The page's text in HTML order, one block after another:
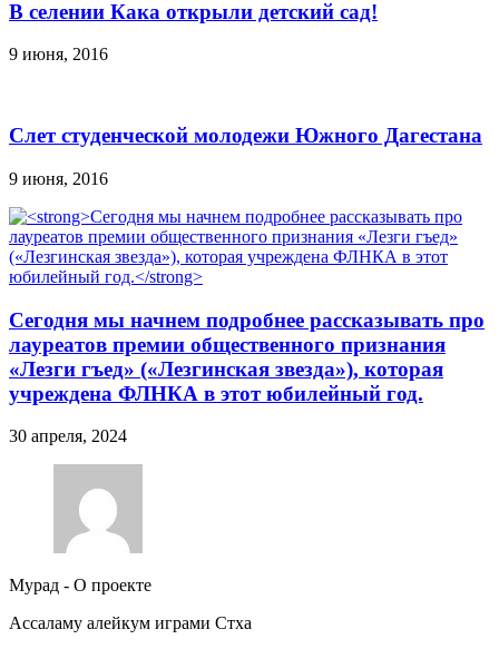
В селении Кака открыли детский сад!
9 июня, 2016
Слет студенческой молодежи Южного Дагестана
9 июня, 2016
Сегодня мы начнем подробнее рассказывать про
лауреатов премии общественного признания
«Лезги гъед» («Лезгинская звезда»), которая
учреждена ФЛНКА в этот юбилейный год.
30 апреля, 2024
Мурад - О проекте
Ассаламу алейкум играми Стха